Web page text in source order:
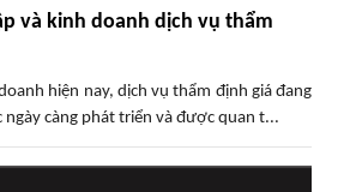
và kinh doanh dịch vụ thẩm
hiện nay, dịch vụ thẩm định giá đang
càng phát triển và được quan t...